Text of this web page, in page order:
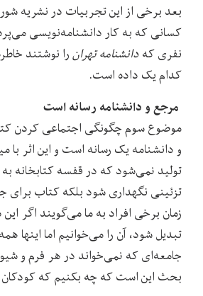
بعد برخی از این تجربیات در نشریه
نفری کهدانشنامه تهرانرا نوشتند
کدام یک داده است.
مرجع و دانشنامه رسانه است
موضوع سوم چگونگی اجتماعی کردن
و دانشنامه یک رسانه است و این اثر با
تولید نمی‌شود که در قفسه کتابخانه به
تزئینی نگهداری شود بلکه کتاب برای
زمان برخی افراد به ما می‌گویند اگر
تبدیل شود، آن‌ را می‌خوانیم اما اینها
جامعه‌ای که نمی‌خواند در هر فرم و
بحث این است که چه بکنیم که کودکان